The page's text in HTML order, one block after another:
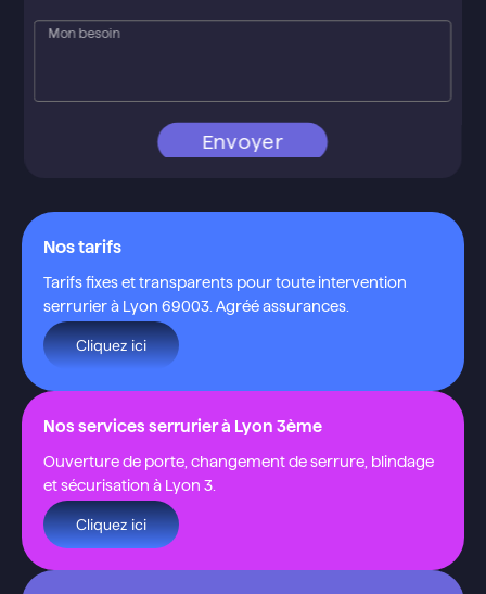
Envoyer
Nos tarifs
Tarifs fixes et transparents pour toute intervention
serrurier à Lyon 69003. Agréé assurances.
Cliquez ici
Nos services serrurier à Lyon 3ème
Ouverture de porte, changement de serrure, blindage
et sécurisation à Lyon 3.
Cliquez ici